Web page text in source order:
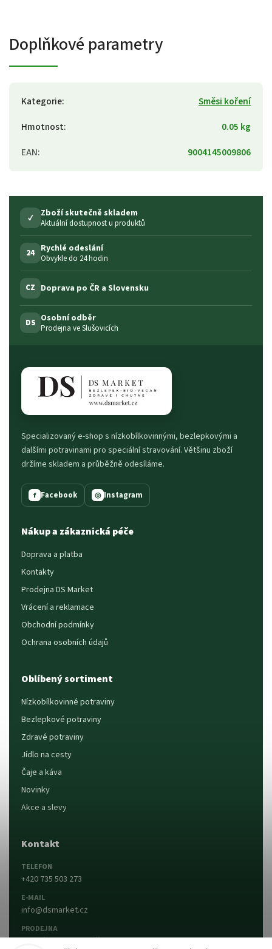
Doplňkové parametry
Kategorie:
Směsi koření
Hmotnost:
0.05 kg
EAN: 9004145009806
✓ Zboží skutečně skladem
Aktuální dostupnost u produktů
24 Rychlé odeslání
Obvykle do 24 hodin
CZ Doprava po ČR a Slovensku
DS Osobní odběr
Prodejna ve Slušovicích
Specializovaný e-shop s nízkobílkovinnými, bezlepkovými a
dalšími potravinami pro speciální stravování. Většinu zboží
držíme skladem a průběžně odesíláme.
f Facebook ◎ Instagram
Nákup a zákaznická péče
Doprava a platba
Kontakty
Prodejna DS Market
Vrácení a reklamace
Obchodní podmínky
Ochrana osobních údajů
Oblíbený sortiment
Nízkobílkovinné potraviny
Bezlepkové potraviny
Zdravé potraviny
Jídlo na cesty
Čaje a káva
Novinky
Akce a slevy
Kontakt
TELEFON
+420 735 503 273
E-MAIL
info@dsmarket.cz
PRODEJNA
Dlouhá 90, 763 15 Slušovice